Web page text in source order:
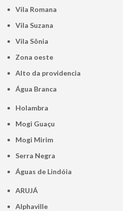
Vila Romana
Vila Suzana
Vila Sônia
Zona oeste
alto da providencia
Água Branca
Holambra
Mogi Guaçu
Mogi Mirim
Serra Negra
Águas de Lindóia
ARUJÁ
Alphaville